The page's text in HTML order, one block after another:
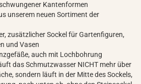
Kantenformen
unserem neuen Sortiment der
zusätzlicher Sockel für Gartenfiguren,
und Vasen
auch mit Lochbohrung
das Schmutzwasser NICHT mehr über
sondern läuft in der Mitte des Sockels,